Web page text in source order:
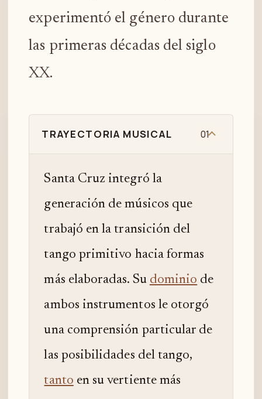
experimentó el género durante
las primeras décadas del siglo
XX.
TRAYECTORIA MUSICAL 01
Santa Cruz integró la
generación de músicos que
trabajó en la transición del
tango primitivo hacia formas
más elaboradas. Su dominio de
ambos instrumentos le otorgó
una comprensión particular de
las posibilidades del tango,
tanto en su vertiente más